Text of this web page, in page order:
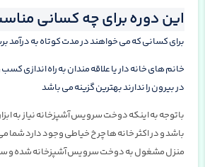
این دوره برای چه کسانی
برای کسانی که می خواهند در مدت کوتاه به درآمد
خانم های خانه دار یا علاقه مندان به راه اندازی
در بیرون را ندارند بهترین گزینه می باشد
باتوجه به اینکه دوخت سرویس آشپزخانه نیاز به
باشد و در اکثر خانه ها چرخ خیاطی وجود دارد شما
منزل مشغول به دوخت سرویس آشپزخانه شده و